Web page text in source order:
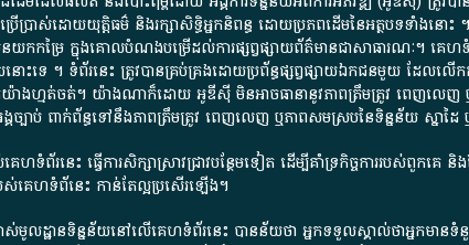
ើប្រាស់​ដោយ​យុត្តិធម៌​ និង​រក្សាសិទ្ធិអ្នកនិពន្ធ ដោយ​ប្រភពដើម​នៃ​​អត្ថបទទាំង​ន
កម្រៃ​ ក្នុង​គោលបំណង​បម្រើ​ដល់ការ​ផ្សព្វផ្សាយ​ព័ត៌មាន​ជា​សាធារណៈ​។​ គេហទំព័
យ​នោះ​ទេ ​។​ ទំព័រ​នេះ​ ត្រូវ​បាន​គ្រប់គ្រង​ដោយ​ប្រព័ន្ធ​ផ្សព្វផ្សាយ​ឯកជន​មួយ​
ត់​យ៉ាង​ហ្មត់ចត់​។​ យ៉ាងណា​ក៏​ដោយ​ អូ​ឌី​ស៊ី​ មិន​អាច​ធានា​នូវ​ភាព​ត្រឹមត្រូវ​ ពេញលេញ​
គច្បាប់​ ពាក់ព័ន្ធ​ទៅ​នឹង​ភាព​ត្រឹមត្រូវ​ ពេញលេញ​ ឬ​ភាព​សម​ស្រប​នៃ​ទិន្នន័យ​ ស្ន
ទំព័រនេះ ធ្វើការសិក្សាស្រាវជ្រាវបន្ថែមទៀត ដើម្បីគាំទ្រកិច្ចការ​របស់ពួកគ
គេហទំព័នេះ កាន់តែល្អប្រសើរឡើង។
ស់មូលដ្ឋានទិន្នន័យនៅលើគេហទំព័រនេះ បានន័យថា អ្នកទទួលស្គាល់ថាអ្នកម